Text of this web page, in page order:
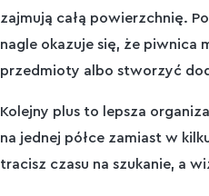
zajmują całą powierzchnię.
nagle okazuje się, że piwnica
przedmioty albo stworzyć
Kolejny plus to lepsza
na jednej półce zamiast w
tracisz czasu na szukanie, a